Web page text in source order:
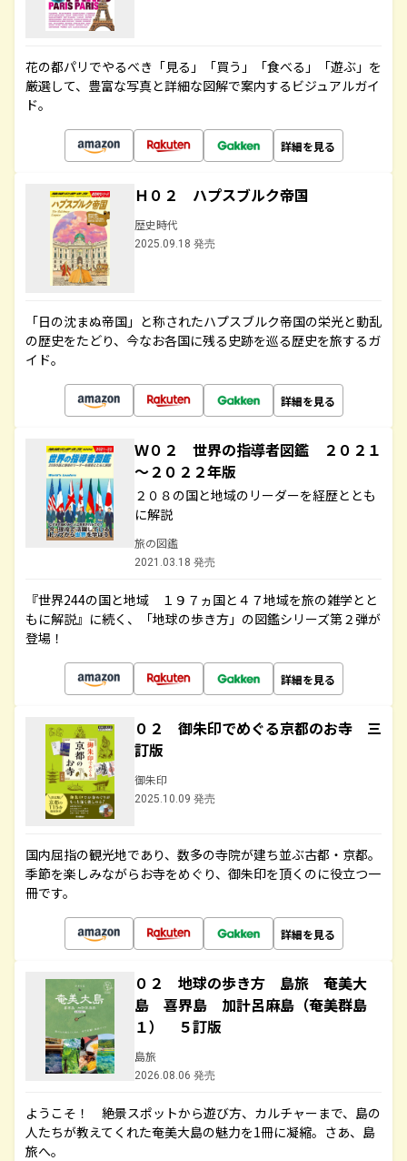
花の都パリでやるべき「見る」「買う」「食べる」「遊ぶ」を
厳選して、豊富な写真と詳細な図解で案内するビジュアルガイ
ド。
詳細を見る
Ｈ０２ ハプスブルク帝国
歴史時代
2025.09.18 発売
「日の沈まぬ帝国」と称されたハプスブルク帝国の栄光と動乱
の歴史をたどり、今なお各国に残る史跡を巡る歴史を旅するガ
イド。
詳細を見る
Ｗ０２ 世界の指導者図鑑 ２０２１
～２０２２年版
２０８の国と地域のリーダーを経歴ととも
に解説
旅の図鑑
2021.03.18 発売
『世界244の国と地域 １９７ヵ国と４７地域を旅の雑学とと
もに解説』に続く、「地球の歩き方」の図鑑シリーズ第２弾が
登場！
詳細を見る
０２ 御朱印でめぐる京都のお寺 三
訂版
御朱印
2025.10.09 発売
国内屈指の観光地であり、数多の寺院が建ち並ぶ古都・京都。
季節を楽しみながらお寺をめぐり、御朱印を頂くのに役立つ一
冊です。
詳細を見る
０２ 地球の歩き方 島旅 奄美大
島 喜界島 加計呂麻島（奄美群島
１） ５訂版
島旅
2026.08.06 発売
ようこそ！ 絶景スポットから遊び方、カルチャーまで、島の
人たちが教えてくれた奄美大島の魅力を1冊に凝縮。さあ、島
旅へ。